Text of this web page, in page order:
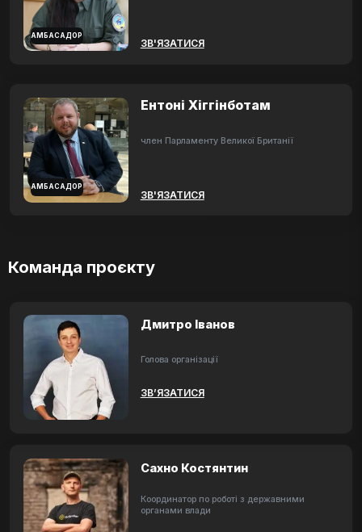
АМБАСАДОР
ЗВ'ЯЗАТИСЯ
АМБАСАДОР
Ентоні Хіггінботам
член Парламенту Великої Британії
ЗВ'ЯЗАТИСЯ
Команда проєкту
Дмитро Іванов
Голова організації
ЗВ’ЯЗАТИСЯ
Сахно Костянтин
Координатор по роботі з державними
органами влади